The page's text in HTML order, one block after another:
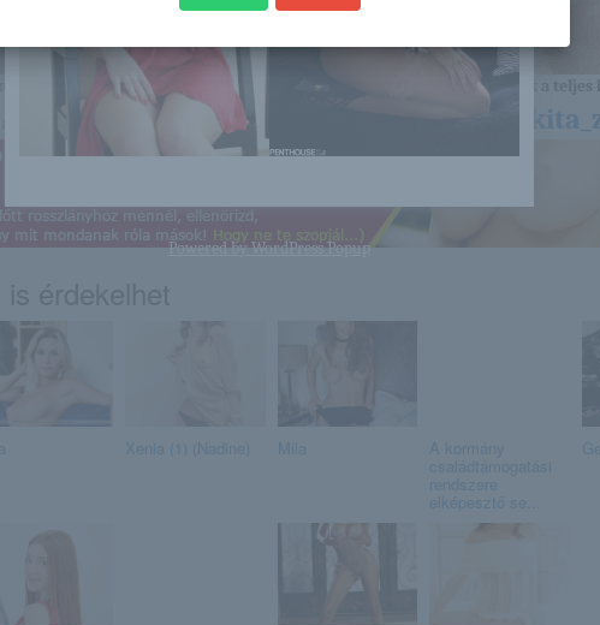
sok olyan lány van, aki cseppet sem szégyenlős. Ha ennek a lánynak a
linkre: -:-
http://asian.blog.hu/2017/05/05/
Xenia (1) (Nadine) Mila A kormány
családtámogatási
rendszere
elképesztő se...
Powered byWordPress Popup